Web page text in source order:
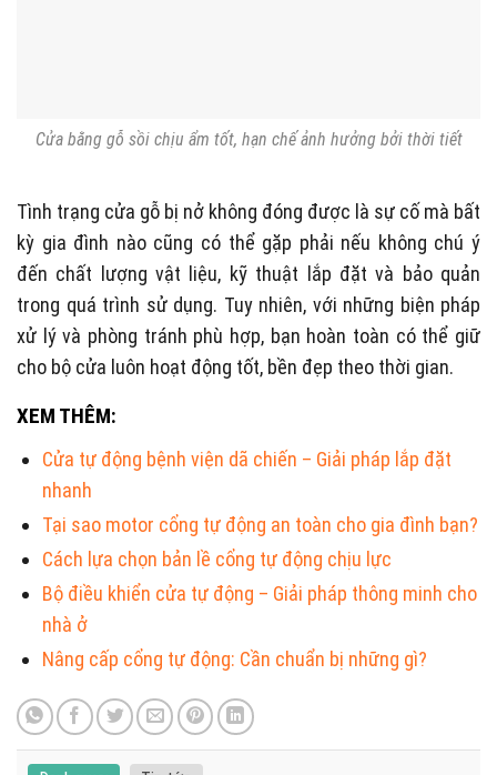
Cửa bằng gỗ sồi chịu ẩm tốt, hạn chế ảnh hưởng bởi thời tiết
Tình trạng cửa gỗ bị nở không đóng được là sự cố mà bất
kỳ gia đình nào cũng có thể gặp phải nếu không chú ý
đến chất lượng vật liệu, kỹ thuật lắp đặt và bảo quản
trong quá trình sử dụng. Tuy nhiên, với những biện pháp
xử lý và phòng tránh phù hợp, bạn hoàn toàn có thể giữ
cho bộ cửa luôn hoạt động tốt, bền đẹp theo thời gian.
XEM THÊM:
Cửa tự động bệnh viện dã chiến – Giải pháp lắp đặt
nhanh
Tại sao motor cổng tự động an toàn cho gia đình bạn?
Cách lựa chọn bản lề cổng tự động chịu lực
Bộ điều khiển cửa tự động – Giải pháp thông minh cho
nhà ở
Nâng cấp cổng tự động: Cần chuẩn bị những gì?